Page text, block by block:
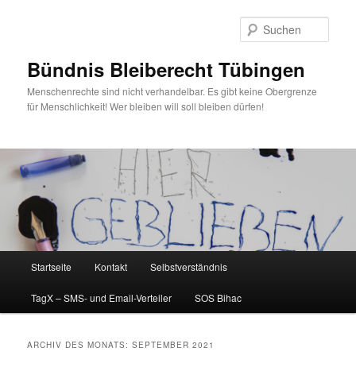
Bündnis Bleiberecht Tübingen
Menschenrechte sind nicht verhandelbar. Es gibt keine Obergrenze
für Menschlichkeit! Wer bleiben will soll bleiben dürfen!
Startseite Kontakt Selbstverständnis
TagX – SMS- und Email-Verteiler SOS Bihac
ARCHIV DES MONATS:SEPTEMBER 2021